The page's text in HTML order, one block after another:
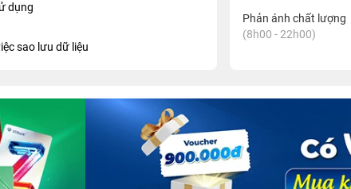
dụng
sao lưu dữ liệu
Phản ánh chất lượng
(8h00 - 22h00)